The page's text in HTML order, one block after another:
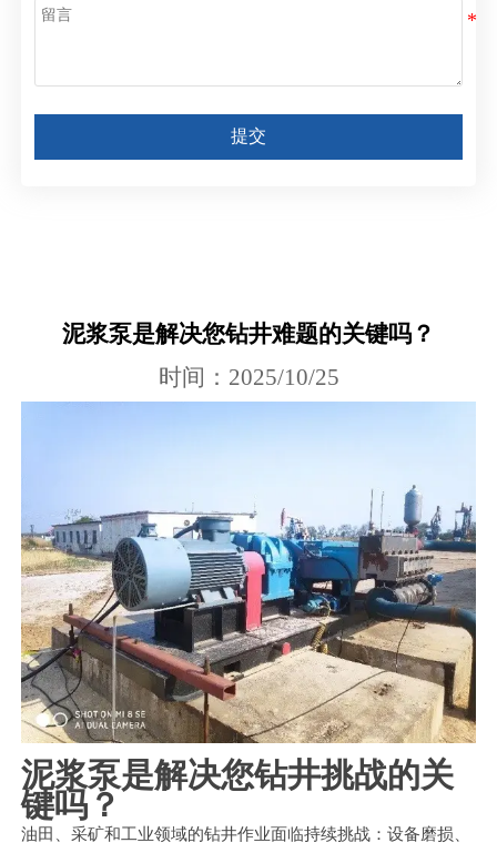
提交
泥浆泵是解决您钻井难题的关键吗？
时间：2025/10/25
泥浆泵是解决您钻井挑战的关
键吗？
油田、采矿和工业领域的钻井作业面临持续挑战：设备磨损、